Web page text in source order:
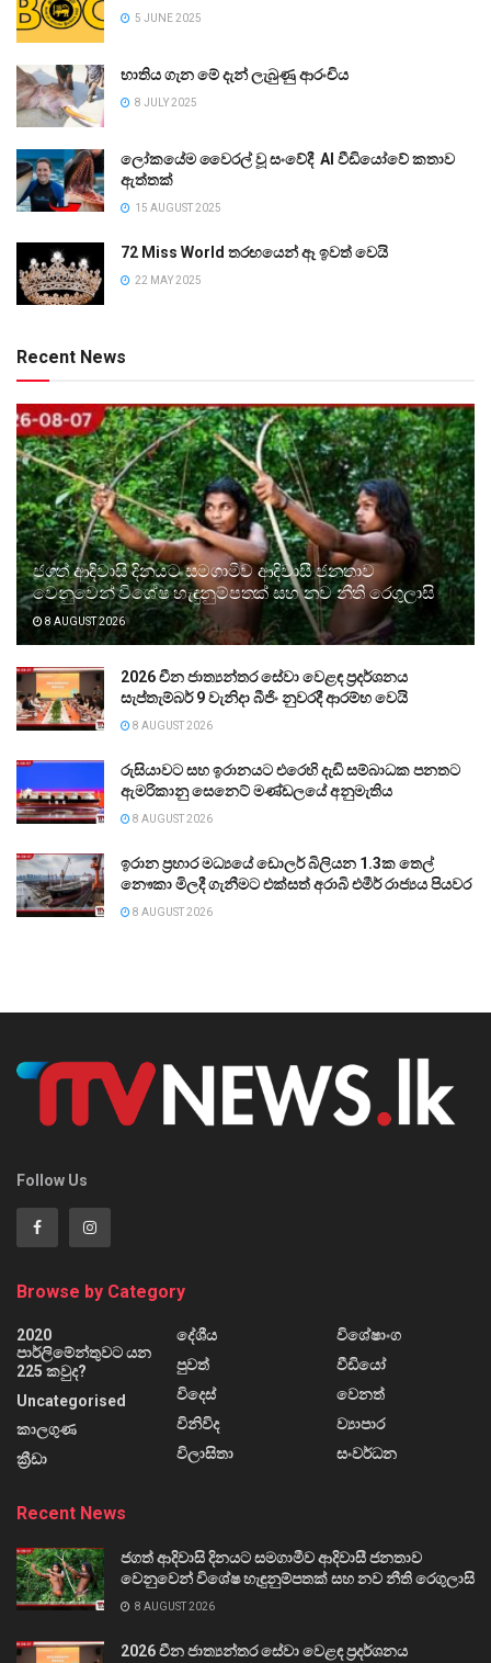
5 JUNE 2025
භාතිය ගැන මේ දැන් ලැබුණු ආරංචිය
8 JULY 2025
ලෝකයේම වෛරල් වූ සංවේදී AI වීඩියෝවේ කතාව
ඇත්තක්
15 AUGUST 2025
72 Miss World තරඟයෙන් ඈ ඉවත් වෙයි
22 MAY 2025
Recent News
ජගත් ආදිවාසි දිනයට සමගාමීව ආදිවාසී ජනතාව
වෙනුවෙන් විශේෂ හැඳුනුම්පතක් සහ නව නීති රෙගුලාසි
8 AUGUST 2026
2026 චීන ජාත්‍යන්තර සේවා වෙළඳ ප්‍රදර්ශනය
සැප්තැම්බර් 9 වැනිදා බීජිං නුවරදී ආරම්භ වෙයි
8 AUGUST 2026
රුසියාවට සහ ඉරානයට එරෙහි දැඩි සම්බාධක පනතට
ඇමරිකානු සෙනෙට් මණ්ඩලයේ අනුමැතිය
8 AUGUST 2026
ඉරාන ප්‍රහාර මධ්‍යයේ ඩොලර් බිලියන 1.3ක තෙල්
නෞකා මිලදී ගැනීමට එක්සත් අරාබි එමීර් රාජ්‍යය පියවර
8 AUGUST 2026
Follow Us
Browse by Category
2020
පාර්ලිමේන්තුවට යන
225 කවුද?
Uncategorised
කාලගුණ
ක්‍රීඩා
දේශීය
පුවත්
විදෙස්
විනිවිද
විලාසිතා
විශේෂාංග
වීඩියෝ
වෙනත්
ව්‍යාපාර
සංවර්ධන
Recent News
ජගත් ආදිවාසි දිනයට සමගාමීව ආදිවාසී ජනතාව
වෙනුවෙන් විශේෂ හැඳුනුම්පතක් සහ නව නීති රෙගුලාසි
8 AUGUST 2026
2026 චීන ජාත්‍යන්තර සේවා වෙළඳ ප්‍රදර්ශනය